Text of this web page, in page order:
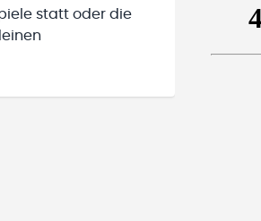
statt oder die